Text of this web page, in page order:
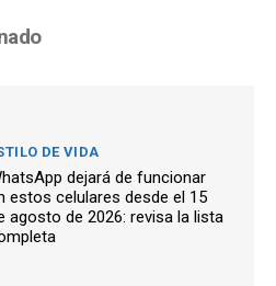
DE VIDA
dejará de funcionar
estos celulares desde el 15
agosto de 2026: revisa la lista